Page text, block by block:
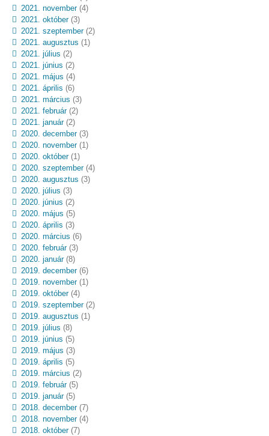
2021. november(4)
2021. október(3)
2021. szeptember(2)
2021. augusztus (1)
2021. július (2)
2021. június (2)
2021. május (4)
2021. április (6)
2021. március (3)
2021. február(2)
2021. január(2)
2020. december(3)
2020. november(1)
2020. október(1)
2020. szeptember(4)
2020. augusztus (3)
2020. július (3)
2020. június (2)
2020. május (5)
2020. április (3)
2020. március (6)
2020. február(3)
2020. január(8)
2019. december(6)
2019. november(1)
2019. október(4)
2019. szeptember(2)
2019. augusztus (1)
2019. július (8)
2019. június (5)
2019. május (3)
2019. április (5)
2019. március (2)
2019. február(5)
2019. január(5)
2018. december(7)
2018. november(4)
2018. október(7)